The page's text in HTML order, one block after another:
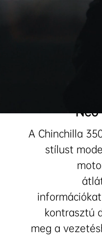
A Chinchilla
stílust
kontrasztú
meg a